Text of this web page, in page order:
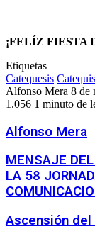
¡FELÍZ FIESTA
Etiquetas
Catequesis
Alfonso Mera Send
an
8 de
1.056 1 minuto de
Alfonso Mera
MENSAJE
DEL
SANTO
PADRE
PARA
MENSAJE
LA 58
Ascensión
Ascensión del